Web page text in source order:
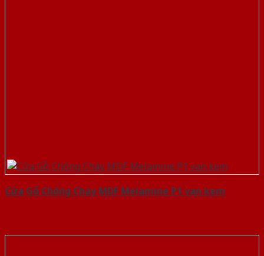
Cửa Gỗ Chống Cháy MDF Melamine P1 van kem